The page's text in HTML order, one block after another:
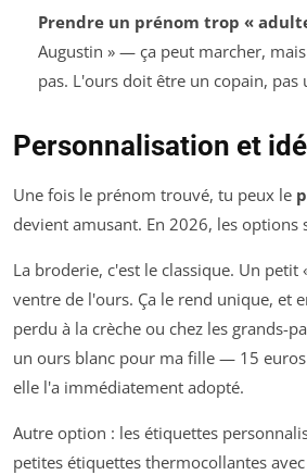
Prendre un prénom trop «
Augustin » — ça peut marcher,
pas. L'ours doit être un copain, pas
Personnalisation et
Une fois le prénom trouvé, tu peux le
devient amusant. En 2026, les options
La broderie, c'est le classique. Un
ventre de l'ours. Ça le rend unique, et
perdu à la crèche ou chez les grands-
un ours blanc pour ma fille — 15
elle l'a immédiatement adopté.
Autre option : les étiquettes
petites étiquettes thermocollantes